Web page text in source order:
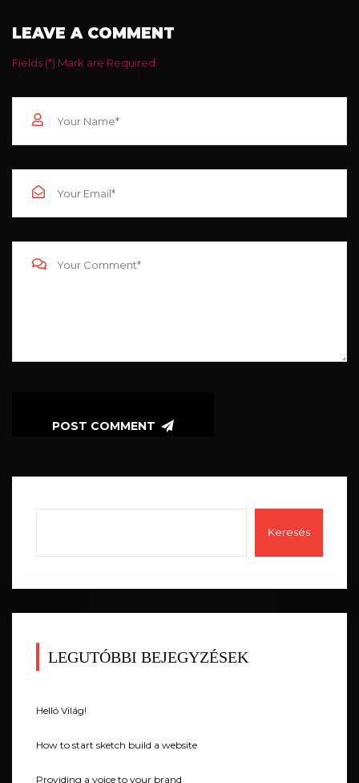
LEAVE A COMMENT
Fields (*) Mark are Required
POST COMMENT
Keresés
LEGUTÓBBI BEJEGYZÉSEK
Helló Világ!
How to start sketch build a website
Providing a voice to your brand